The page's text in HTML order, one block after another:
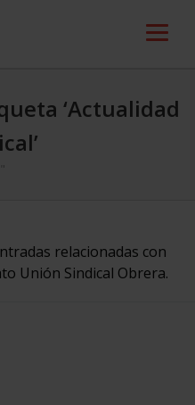
‘Actualidad
relacionadas con
Unión Sindical Obrera.